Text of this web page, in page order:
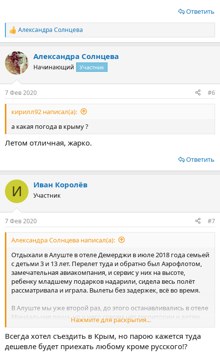
Ответить
Р
е
к
ц
и
Александра Солнцева
Александра Солнцева
Начинающий Участник
7 Фев 2020 #6
кирилл92 написал(а):
а какая погода в крыму ?
Летом отличная, жарко.
Ответить
И Иван Королёв
Участник
7 Фев 2020 #7
Александра Солнцева написал(а):
Отдыхали в Алуште в отеле Демерджи в июле 2018 года семьей
с детьми 3 и 13 лет. Перелет туда и обратно был Аэрофлотом,
замечательная авиакомпания, и сервис у них на высоте,
ребенку младшему подарков надарили, сидела весь полёт
рассматривала и играла. Вылеты без задержек, всё во время.
В Алуште мы уже второй раз, до этого останавливались в отеле
Миндальная роща, но у него совсем нет территории и детям
делать там особо было нечего, тем более нам важно было,
чтобы старшая дочь могла безопасно выходить из номера
одна, прогуляться, если захочет, пока у нас с малышкой отдых.
В этот раз выбор пал на отель Демерджи, расположенный
Нажмите для раскрытия...
Всегда хотел съездить в Крым, но парою кажется туда
дешевле будет приехать любому кроме русского!?